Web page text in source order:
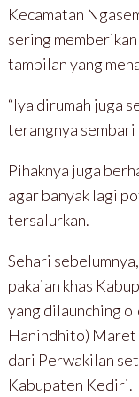
Kecamatan
sering memberikan
tampilan yang
“Iya dirumah juga
terangnya sembari
Pihaknya juga
agar banyak lagi
tersalurkan.
Sehari
pakaian khas
yang dilaunching
Hanindhito) Maret
dari Perwakilan
Kabupaten Kediri.